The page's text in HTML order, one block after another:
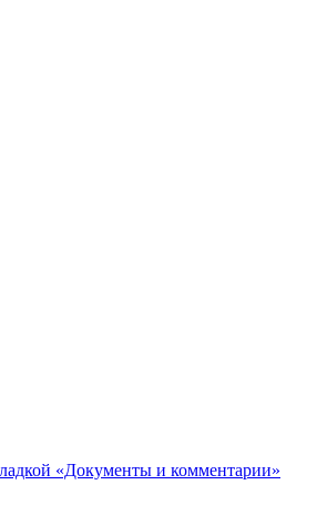
«Документы и комментарии»